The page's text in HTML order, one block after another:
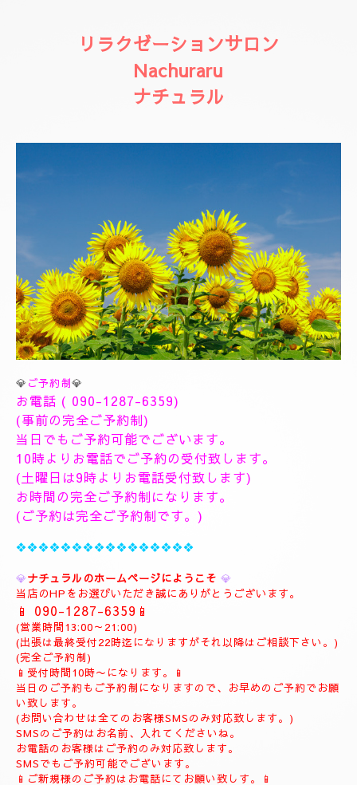
リラクゼーションサロン
Nachuraru
ナチュラル
💎ご予約制💎
お電話 ( 090-1287-6359
(事前の完全ご予約制)
当日でもご予約可能でございます。
10時よりお電話でご予約の受付致します。
(土曜日は9時よりお電話受付致します)
お時間の完全ご予約制になります。
(ご予約は完全ご予約制です。)
❖❖❖❖❖❖❖❖❖❖❖❖❖❖❖❖